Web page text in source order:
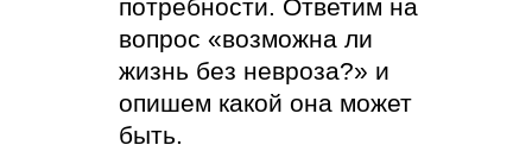
потребности. Ответим на
вопрос «возможна ли
жизнь без невроза?» и
опишем какой она может
быть.